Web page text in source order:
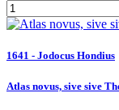
1641 - Jodocus Hondius
Atlas novus, sive sive